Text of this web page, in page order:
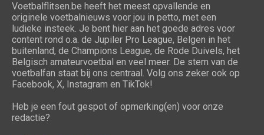
Voetbalflitsen.be heeft het meest opvallende en
originele voetbalnieuws voor jou in petto, met een
ludieke insteek. Je bent hier aan het goede adres voor
content rond o.a. de Jupiler Pro League, Belgen in het
buitenland, de Champions League, de Rode Duivels, het
Belgisch amateurvoetbal en veel meer. De stem van de
voetbalfan staat bij ons centraal. Volg ons zeker ook op
Facebook, X, Instagram en TikTok!
Heb je een fout gespot of opmerking(en) voor onze
redactie?